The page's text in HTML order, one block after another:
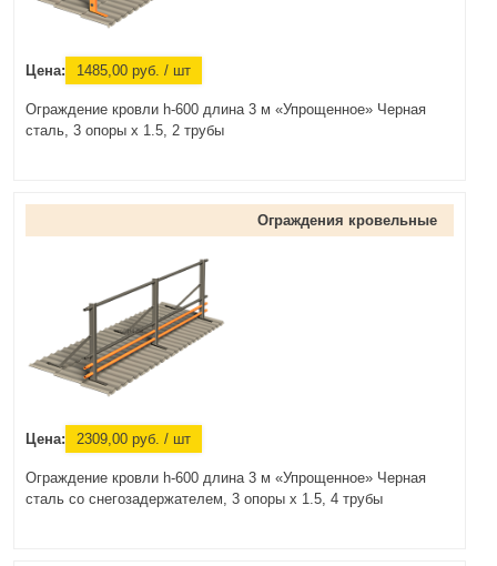
Цена: 1485,00 руб. / шт
Ограждение кровли h-600 длина 3 м «Упрощенное» Черная
сталь, 3 опоры х 1.5, 2 трубы
Ограждения кровельные
Цена: 2309,00 руб. / шт
Ограждение кровли h-600 длина 3 м «Упрощенное» Черная
сталь со снегозадержателем, 3 опоры х 1.5, 4 трубы